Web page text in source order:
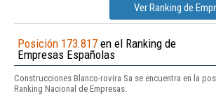
Ver Ranking de
Posición 173.817 en el Ranking de
Empresas Españolas
Construcciones Blanco-rovira Sa se encuentra en la
Ranking Nacional de Empresas.